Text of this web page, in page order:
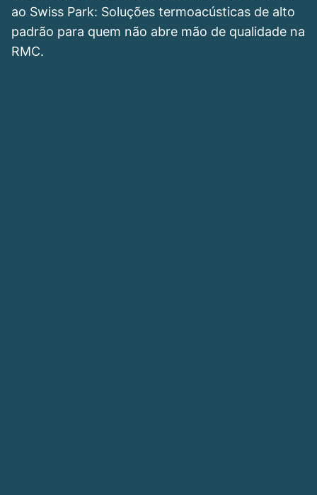
ao Swiss Park: Soluções termoacústicas de alto
padrão para quem não abre mão de qualidade na
RMC.